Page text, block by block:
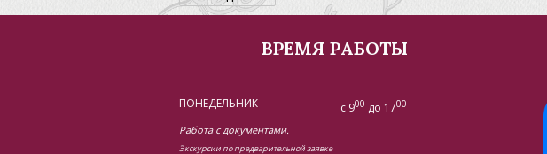
ВРЕМЯ РАБОТЫ
ПОНЕДЕЛЬНИК с 900 до 1700
Работа с документами.
Экскурсии по предварительной заявке